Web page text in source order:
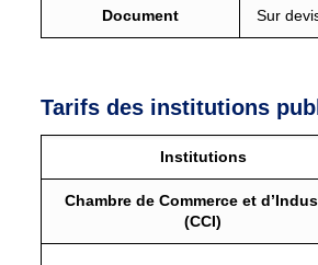
Document Sur
Tarifs des institutions
Institutions
Chambre de Commerce et
(CCI)